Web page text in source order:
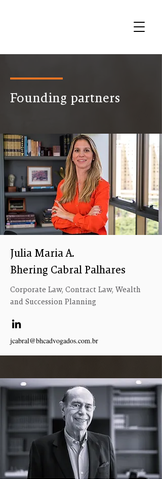
Founding partners
Julia Maria A.
Bhering Cabral Palhares
Corporate Law, Contract Law, Wealth
and Succession Planning
jcabral@bhcadvogados.com.br